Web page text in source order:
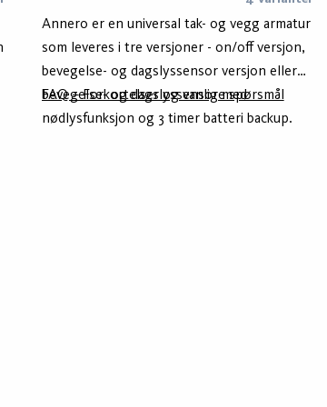
Annero er en universal tak- og vegg armatur
som leveres i tre versjoner - on/off versjon,
bevegelse- og dagslyssensor versjon eller
bevegelse- og dagslyssensor med
nødlysfunksjon og 3 timer batteri backup.
FAQ – Forkortelser og vanlige spørsmål